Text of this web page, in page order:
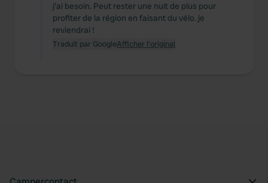
j'ai besoin. Peut rester une nuit de plus pour
profiter de la région en faisant du vélo. je
reviendrai !
Traduit par GoogleAfficher l'original